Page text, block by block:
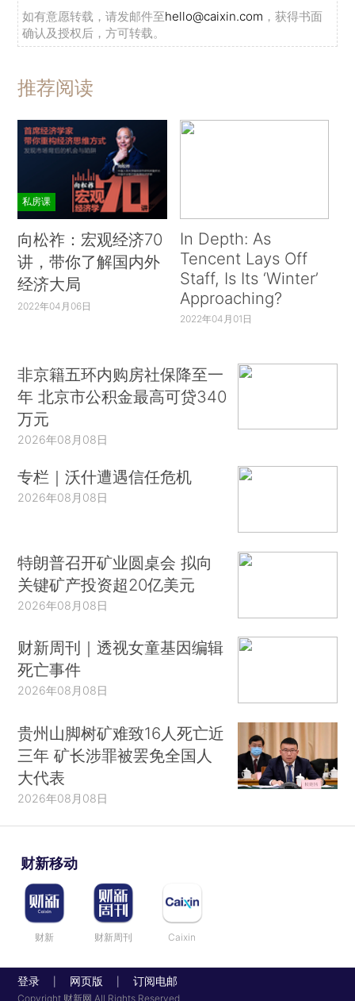
如有意愿转载，请发邮件至hello@caixin.com ，获得书面
确认及授权后，方可转载。
推荐阅读
私房课
向松祚：宏观经济70
讲，带你了解国内外
经济大局
2022年04月06日
In Depth: As
Tencent Lays Off
Staff, Is Its ‘Winter’
Approaching?
2022年04月01日
非京籍五环内购房社保降至一
年 北京市公积金最高可贷340
万元
2026年08月08日
专栏｜沃什遭遇信任危机
2026年08月08日
特朗普召开矿业圆桌会 拟向
关键矿产投资超20亿美元
2026年08月08日
财新周刊｜透视女童基因编辑
死亡事件
2026年08月08日
贵州山脚树矿难致16人死亡近
三年 矿长涉罪被罢免全国人
大代表
2026年08月08日
财新移动
财新 财新周刊 Caixin
登录 网页版 订阅电邮
Copyright 财新网 All Rights Reserved